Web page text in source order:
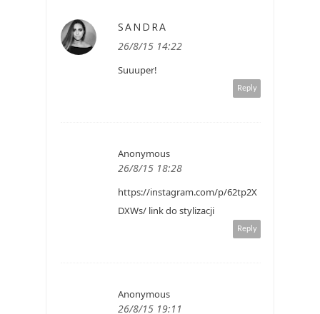
SANDRA
26/8/15 14:22
Suuuper!
Reply
Anonymous
26/8/15 18:28
https://instagram.com/p/62tp2X
DXWs/ link do stylizacji
Reply
Anonymous
26/8/15 19:11